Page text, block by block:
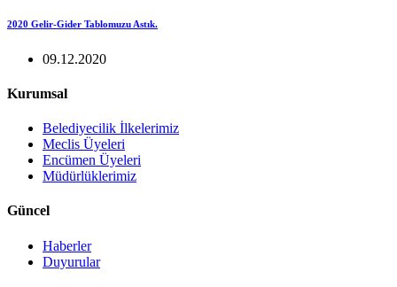
2020 Gelir-Gider Tablomuzu Astık.
09.12.2020
Kurumsal
Belediyecilik İlkelerimiz
Meclis Üyeleri
Encümen Üyeleri
Müdürlüklerimiz
Güncel
Haberler
Duyurular